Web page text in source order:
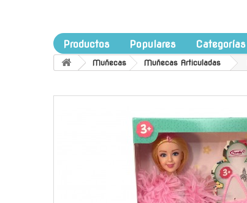
Productos Populares Categorías
Muñecas Muñecas Articuladas